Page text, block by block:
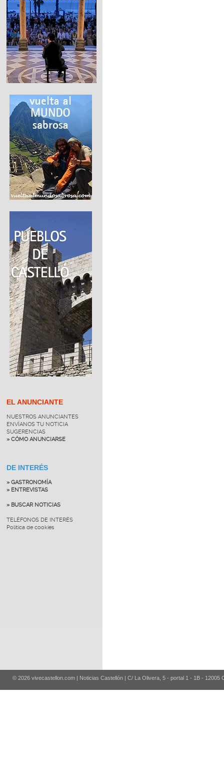
EL ANUNCIANTE
NUESTROS ANUNCIANTES
ENVÍANOS TU NOTICIA
SUGERENCIAS
» CÓMO ANUNCIARSE
DE INTERÉS
» GASTRONOMÍA
» ENTREVISTAS
» BUSCAR NOTICIAS
TELÉFONOS DE INTERÉS
Política de cookies
© 2026 vivecastellon.com | Noticias Castellón | C/ La Olivera, 5 - portal 1 - 1B - 12005